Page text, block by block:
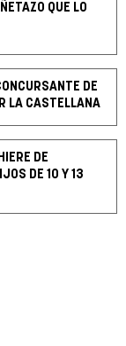
QUE LO
DE
LA CASTELLANA
DE
DE 10 Y 13